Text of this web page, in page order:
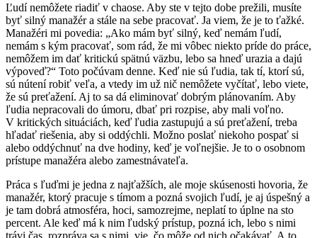
Ľudí nemôžete riadiť v chaose. Aby ste v tejto dobe prežili, musíte
byť silný manažér a stále na sebe pracovať. Ja viem, že je to ťažké.
Manažéri mi povedia: „Ako mám byť silný, keď nemám ľudí,
nemám s kým pracovať, som rád, že mi vôbec niekto príde do práce,
nemôžem im dať kritickú spätnú väzbu, lebo sa hneď urazia a dajú
výpoveď?“ Toto počúvam denne. Keď nie sú ľudia, tak tí, ktorí sú,
sú nútení robiť veľa, a vtedy im už nič nemôžete vyčítať, lebo viete,
že sú preťažení. Aj to sa dá eliminovať dobrým plánovaním. Aby
ľudia nepracovali do úmoru, dbať pri rozpise, aby mali voľno.
V kritických situáciách, keď ľudia zastupujú a sú preťažení, treba
hľadať riešenia, aby si oddýchli. Možno poslať niekoho pospať si
alebo oddýchnuť na dve hodiny, keď je voľnejšie. Je to o osobnom
prístupe manažéra alebo zamestnávateľa.
Práca s ľuďmi je jedna z najťažších, ale moje skúsenosti hovoria, že
manažér, ktorý pracuje s tímom a pozná svojich ľudí, je aj úspešný a
je tam dobrá atmosféra, hoci, samozrejme, neplatí to úplne na sto
percent. Ale keď má k nim ľudský prístup, pozná ich, lebo s nimi
trávi čas, rozpráva sa s nimi, vie, čo môže od nich očakávať. A to